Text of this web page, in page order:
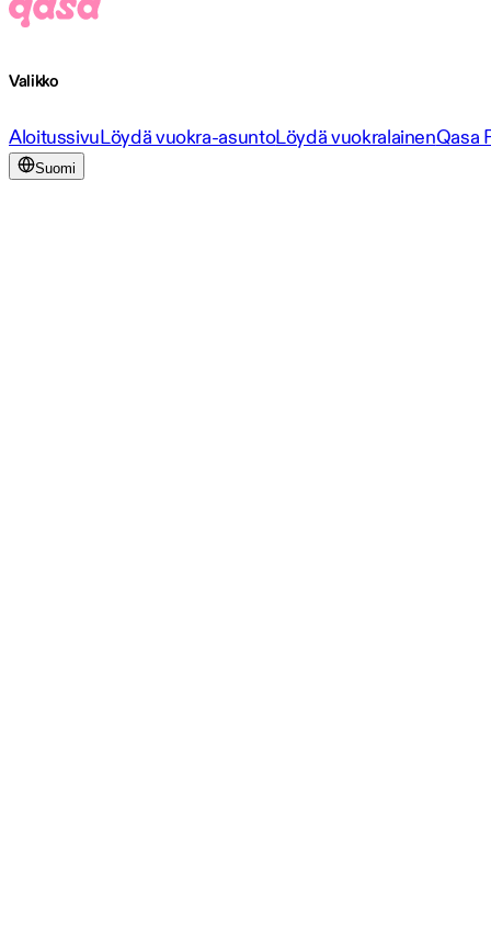
Valikko
AloitussivuLöydä vuokra-asuntoLöydä vuokralainenQasa
Suomi